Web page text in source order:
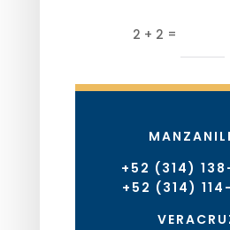
2 + 2 =
+52 (314)
+52 (314)